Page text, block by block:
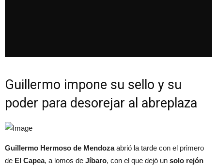
Guillermo impone su sello y su
poder para desorejar al abreplaza
Guillermo Hermoso de Mendozaabrió la tarde con el primero
de El Capea, a lomos de Jíbaro, con el que dejó un solo rejón